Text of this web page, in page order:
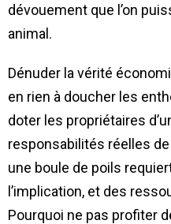
dévouement que l’on
animal.
Dénuder la vérité
en rien à doucher les
doter les propriétaires
responsabilités réelles
une boule de poils
l’implication, et des
Pourquoi ne pas profiter